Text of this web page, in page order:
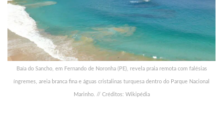
Baía do Sancho, em Fernando de Noronha (PE), revela praia remota com falésias
íngremes, areia branca fina e águas cristalinas turquesa dentro do Parque Nacional
Marinho. // Créditos: Wikipédia